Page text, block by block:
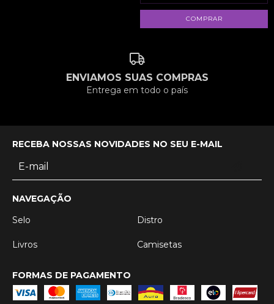
ENVIAMOS SUAS COMPRAS
Entrega em todo o país
RECEBA NOSSAS NOVIDADES NO SEU E-MAIL
NAVEGAÇÃO
Selo
Distro
Livros Camisetas
FORMAS DE PAGAMENTO